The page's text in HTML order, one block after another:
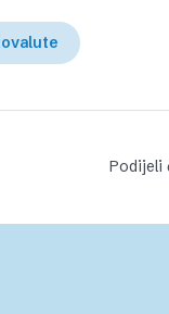
Podijeli